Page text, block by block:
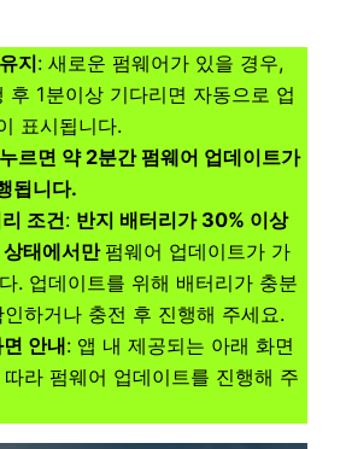
지: 새로운 펌웨어가 있을 경우,
후 1분이상 기다리면 자동으로 업
표시됩니다.
르면 약 2분간 펌웨어 업데이트가
됩니다.
조건: 반지 배터리가 30% 이상
태에서만 펌웨어 업데이트가 가
. 업데이트를 위해 배터리가 충분
인하거나 충전 후 진행해 주세요.
안내: 앱 내 제공되는 아래 화면
따라 펌웨어 업데이트를 진행해 주